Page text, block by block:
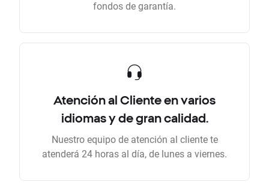
fondos de garantía.
Atención al Cliente en varios
idiomas y de gran calidad.
Nuestro equipo de atención al cliente te
atenderá 24 horas al día, de lunes a viernes.